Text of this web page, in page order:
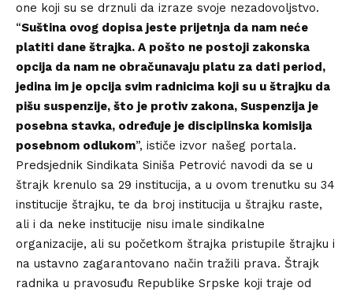
one koji su se drznuli da izraze svoje nezadovoljstvo.
“Suština ovog dopisa jeste prijetnja da nam neće
platiti dane štrajka. A pošto ne postoji zakonska
opcija da nam ne obračunavaju platu za dati period,
jedina im je opcija svim radnicima koji su u štrajku da
pišu suspenzije, što je protiv zakona, Suspenzija je
posebna stavka, određuje je disciplinska komisija
posebnom odlukom”, ističe izvor našeg portala.
Predsjednik Sindikata Siniša Petrović navodi da se u
štrajk krenulo sa 29 institucija, a u ovom trenutku su 34
institucije štrajku, te da broj institucija u štrajku raste,
ali i da neke institucije nisu imale sindikalne
organizacije, ali su početkom štrajka pristupile štrajku i
na ustavno zagarantovano način tražili prava. Štrajk
radnika u pravosuđu Republike Srpske koji traje od